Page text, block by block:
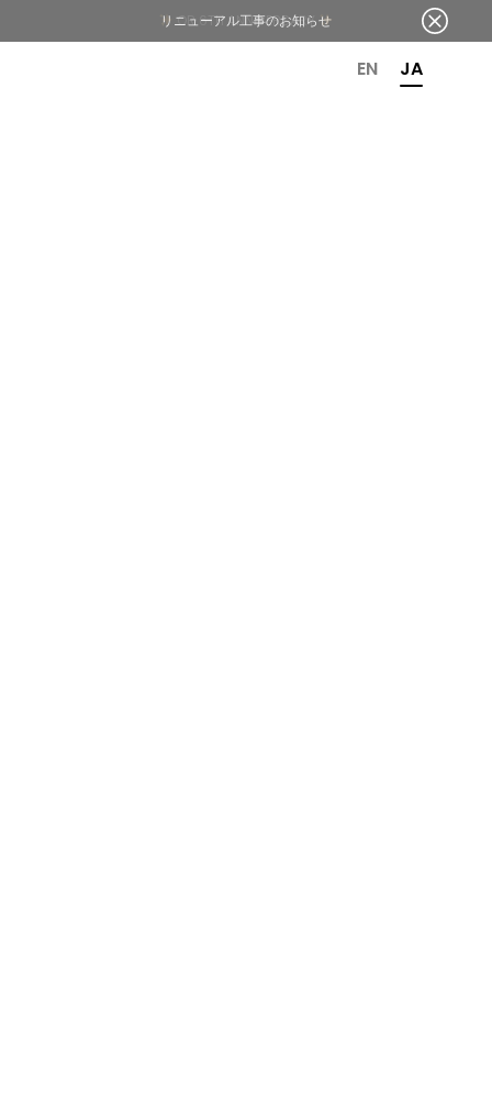
EN JA
リニューアル工事のお知らせ
OR 6TH ANNIVERSARY